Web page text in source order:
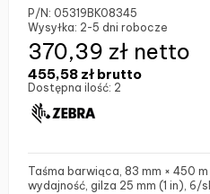
P/N: 05319BK08345
Wysyłka: 2-5 dni robocze
455,58 zł brutto
370,39 zł netto
Dostępna ilość: 2
Taśma barwiąca, 83 mm × 450 m
wydajność, gilza 25 mm (1 in), 6/